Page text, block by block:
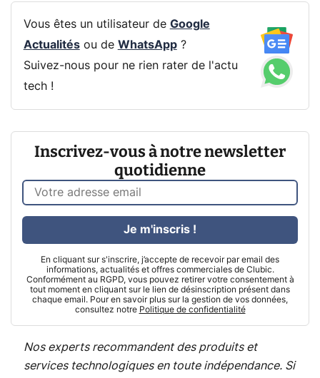
Vous êtes un utilisateur de Google
Actualitésou de WhatsApp?
Suivez-nous pour ne rien rater de l'actu
tech !
Inscrivez-vous à notre newsletter
quotidienne
En cliquant sur s'inscrire, j’accepte de recevoir par email des
informations, actualités et offres commerciales de Clubic.
Conformément au RGPD, vous pouvez retirer votre consentement à
tout moment en cliquant sur le lien de désinscription présent dans
chaque email. Pour en savoir plus sur la gestion de vos données,
consultez notre Politique de confidentialité
Je m'inscris !
Nos experts recommandent des produits et
services technologiques en toute indépendance. Si